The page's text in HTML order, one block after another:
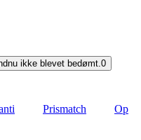
ikke blevet bedømt.0
Prismatch
Op